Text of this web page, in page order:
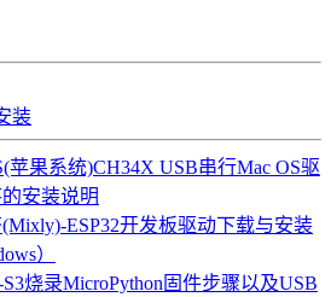
装
苹果系统)CH34X USB串行Mac OS驱
安装说明
ESP32开发板驱动下载与安装
）
S3烧录MicroPython固件步骤以及USB